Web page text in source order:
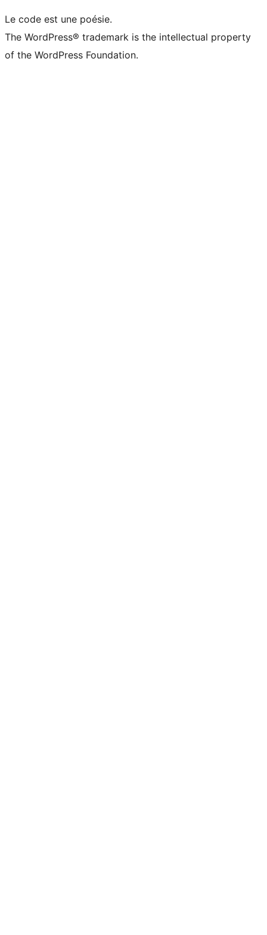
Le code est une poésie.
The WordPress® trademark is the intellectual property
of the WordPress Foundation.